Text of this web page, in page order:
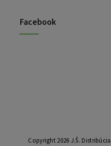
Facebook
Copyright 2026 J.Š. Distribúcia